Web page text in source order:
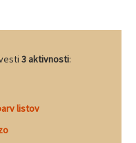
3 aktivnosti:
listov